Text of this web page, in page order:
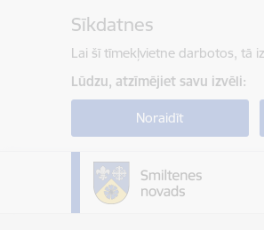
Sīkdatnes
Lai šī tīmekļvietne darbotos, tā
Lūdzu, atzīmējiet savu izvēli:
Noraidīt